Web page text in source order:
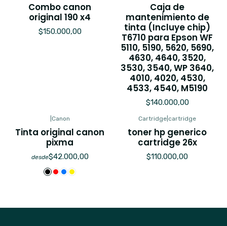
Combo canon
original 190 x4
$150.000,00
Caja de
mantenimiento de
tinta (Incluye chip)
T6710 para Epson WF
5110, 5190, 5620, 5690,
4630, 4640, 3520,
3530, 3540, WP 3640,
4010, 4020, 4530,
4533, 4540, M5190
$140.000,00
Canon
Tinta original canon
pixma
desde$42.000,00
Cartridge cartridge
toner hp generico
cartridge 26x
$110.000,00